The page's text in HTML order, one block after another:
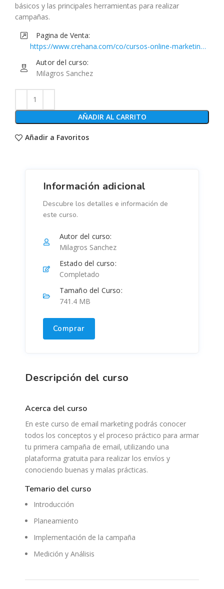
básicos y las principales herramientas para realizar
campañas.
Pagina de Venta:
https://www.crehana.com/co/cursos-online-marketing-
digital/introduccion-al-email-marketing-ejecuta-
campanas-efectivas/
Autor del curso:
Milagros Sanchez
AÑADIR AL CARRITO
Añadir a Favoritos
Descripción del curso
acerca del curso
En este curso de email marketing podrás conocer
todos los conceptos y el proceso práctico para armar
tu primera campaña de email, utilizando una
plataforma gratuita para realizar los envíos y
conociendo buenas y malas prácticas.
temario del curso
Introducción
Planeamiento
Implementación de la campaña
Medición y Análisis
Información adicional
Descubre los detalles e información de
este curso.
Autor del curso:
Milagros Sanchez
Estado del curso:
Completado
Tamaño del Curso:
741.4 MB
Comprar